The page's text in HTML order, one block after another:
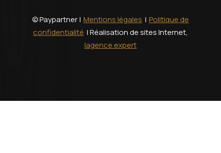
© Paypartner | Mentions légales | Politique de
confidentialité | Réalisation de sites Internet,
lagence.expert